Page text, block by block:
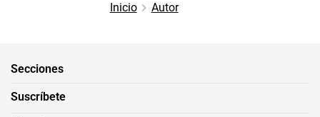
Inicio Autor
Secciones
Suscríbete